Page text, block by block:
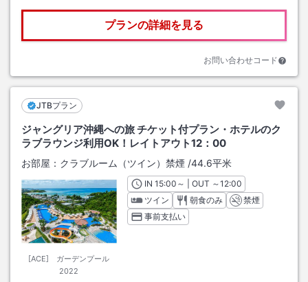
プランの詳細を見る
お問い合わせコード
JTBプラン
ジャングリア沖縄への旅 チケット付プラン・ホテルのク
ラブラウンジ利用OK！レイトアウト12：00
お部屋： クラブルーム（ツイン）禁煙 /44.6平米
[ACE] ガーデンプール
2022
INチェックイン
15:00 ～ | OUT チェックアウト
～12:00
ツイン
朝食のみ
禁煙
事前支払い